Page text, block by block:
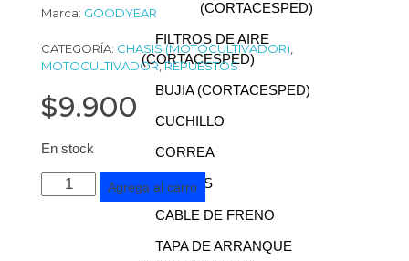
(CORTACESPED)
FILTROS DE AIRE
(CORTACESPED)
BUJIA (CORTACESPED)
CUCHILLO
CORREA
RUEDAS
CABLE DE FRENO
TAPA DE ARRANQUE
Marca: GOODYEAR
CATEGORÍA: CHASIS (MOTOCULTIVADOR),
MOTOCULTIVADOR,REPUESTOS
$9.900
En stock
Agrega al carro